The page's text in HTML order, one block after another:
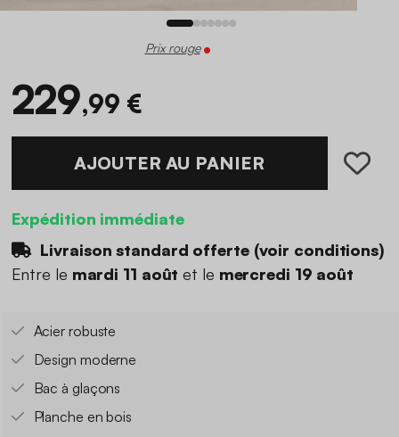
Prix rouge
229,99 €
AJOUTER AU PANIER
Expédition immédiate
Livraison standard offerte (voir conditions)
Entre le mardi 11 août et le mercredi 19 août
Acier robuste
Design moderne
Bac à glaçons
Planche en bois